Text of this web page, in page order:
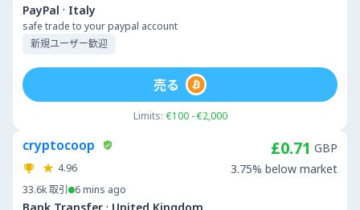
PayPal · Italy
safe trade to your paypal account
新規ユーザー歓迎
Limits: €100 - €2,000
売る
cryptocoop
4.96
33.6k取引 6 mins ago
Bank Transfer United Kingdom
£0.71 GBP
3.75% below market